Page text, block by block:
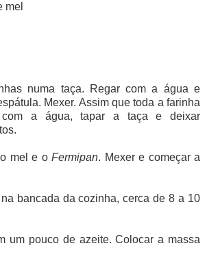
mel
numa taça. Regar com a água e
Mexer. Assim que toda a farinha
com a água, tapar a taça e deixar
mel e o Fermipan. Mexer e começar a
bancada da cozinha, cerca de 8 a 10
um pouco de azeite. Colocar a massa